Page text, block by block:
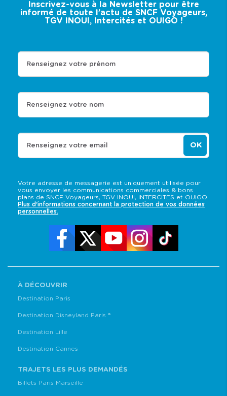
Inscrivez-vous à la Newsletter pour être
informé de toute l’actu de SNCF Voyageurs,
TGV INOUI, Intercités et OUIGO !
Votre adresse de messagerie est uniquement utilisée pour
vous envoyer les communications commerciales & bons
plans de SNCF Voyageurs, TGV INOUI, INTERCITES et OUIGO.
Plus d'informations concernant la protection de vos données
personnelles.
Renseignez votre prénom
Renseignez votre nom
Renseignez votre email OK
À DÉCOUVRIR
Destination Paris
Destination Disneyland Paris ®
Destination Lille
Destination Cannes
TRAJETS LES PLUS DEMANDÉS
Billets Paris Marseille